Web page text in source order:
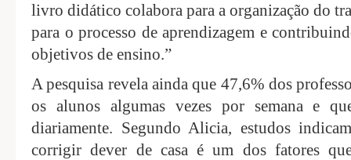
livro didático colabora para a organização do
para o processo de aprendizagem e
objetivos de ensino.”
A pesquisa revela ainda que 47,6% dos
os alunos algumas vezes por semana e
diariamente. Segundo Alicia, estudos
corrigir dever de casa é um dos fatores